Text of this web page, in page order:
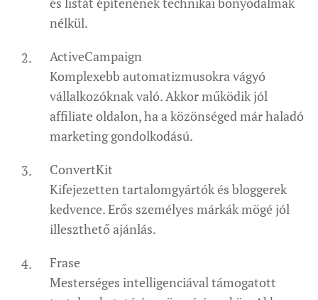
nélkül.
ActiveCampaign
Komplexebb automatizmusokra vágyó
vállalkozóknak való. Akkor működik jól
affiliate oldalon, ha a közönséged már haladó
marketing gondolkodású.
ConvertKit
Kifejezetten tartalomgyártók és bloggerek
kedvence. Erős személyes márkák mögé jól
illeszthető ajánlás.
Frase
Mesterséges intelligenciával támogatott